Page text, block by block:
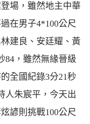
場，雖然地主中華
在男子4*100公尺
建良、安廷耀、黃
84，雖然無緣晉級
全國紀錄3分21秒
人朱宸平，今天出
諺則挑戰100公尺